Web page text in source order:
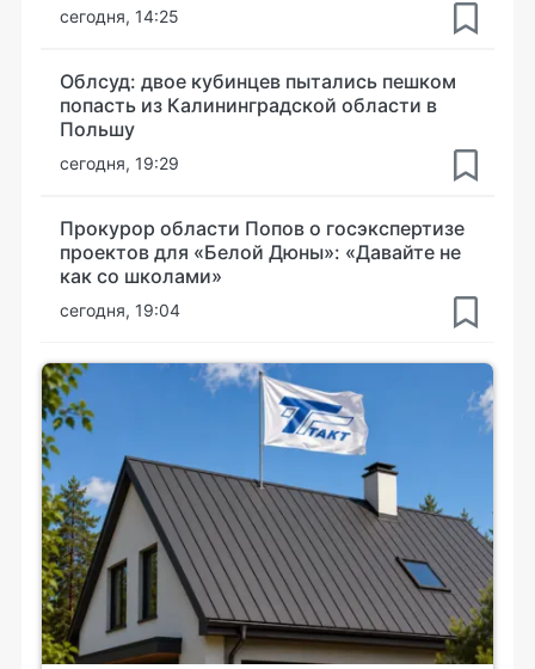
сегодня, 14:25
Облсуд: двое кубинцев пытались пешком
попасть из Калининградской области в
Польшу
сегодня, 19:29
Прокурор области Попов о госэкспертизе
проектов для «Белой Дюны»: «Давайте не
как со школами»
сегодня, 19:04